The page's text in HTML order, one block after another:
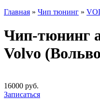
Главная » Чип тюнинг »
Чип-тюнинг
Volvo
16000 руб.
Записаться